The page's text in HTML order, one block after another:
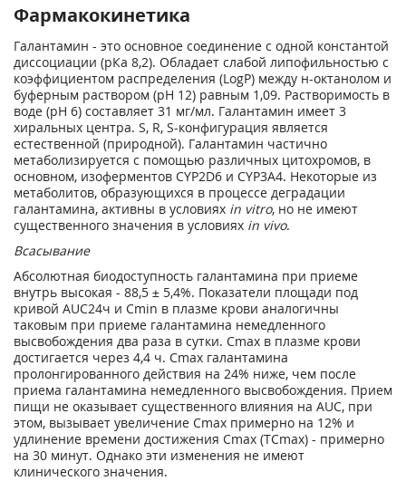
Фармакокинетика
Галантамин - это основное соединение с одной константой
диссоциации (рКа 8,2). Обладает слабой липофильностью с
коэффициентом распределения (LogP) между н-октанолом и
буферным раствором (рН 12) равным 1,09. Растворимость в
воде (рН 6) составляет 31 мг/мл. Галантамин имеет 3
хиральных центра. S, R, S-конфигурация является
естественной (природной). Галантамин частично
метаболизируется с помощью различных цитохромов, в
основном, изоферментов CYP2D6 и CYP3A4. Некоторые из
метаболитов, образующихся в процессе деградации
галантамина, активны в условиях in vitro, но не имеют
существенного значения в условиях in vivo.
Всасывание
Абсолютная биодоступность галантамина при приеме
внутрь высокая - 88,5 ± 5,4%. Показатели площади под
кривой AUC24ч и Cmin в плазме крови аналогичны
таковым при приеме галантамина немедленного
высвобождения два раза в сутки. Сmах в плазме крови
достигается через 4,4 ч. Сmаx галантамина
пролонгированного действия на 24% ниже, чем после
приема галантамина немедленного высвобождения. Прием
пищи не оказывает существенного влияния на AUC, при
этом, вызывает увеличение Сmах примерно на 12% и
удлинение времени достижения Сmax (ТСmах) - примерно
на 30 минут. Однако эти изменения не имеют
клинического значения.